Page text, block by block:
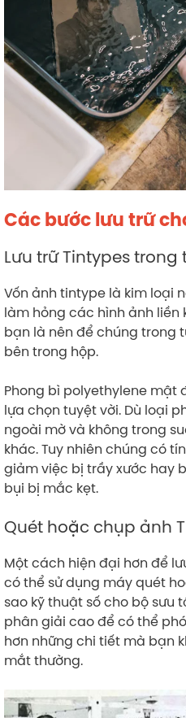
Các bước lưu trữ
Lưu trữ Tintypes
Vốn ảnh tintype là kim loại
làm hỏng các hình ảnh liền
bạn là nên để chúng trong
bên trong hộp.
Phong bì polyethylene mật
lựa chọn tuyệt vời. Dù loại
ngoài mờ và không trong
khác. Tuy nhiên chúng có
giảm việc bị trầy xước hay
bụi bị mắc kẹt.
Quét hoặc chụp ảnh
Một cách hiện đại hơn để
có thể sử dụng máy quét
sao kỹ thuật số cho bộ sưu
phân giải cao để có thể
hơn những chi tiết mà bạn
mắt thường.